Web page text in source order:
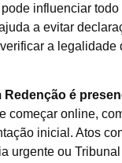
influenciar todo
a evitar
a legalidade
Redenção é
começar online,
inicial. Atos
urgente ou